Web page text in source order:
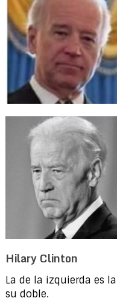
Hilary Clinton
La de la izquierda es
su doble.